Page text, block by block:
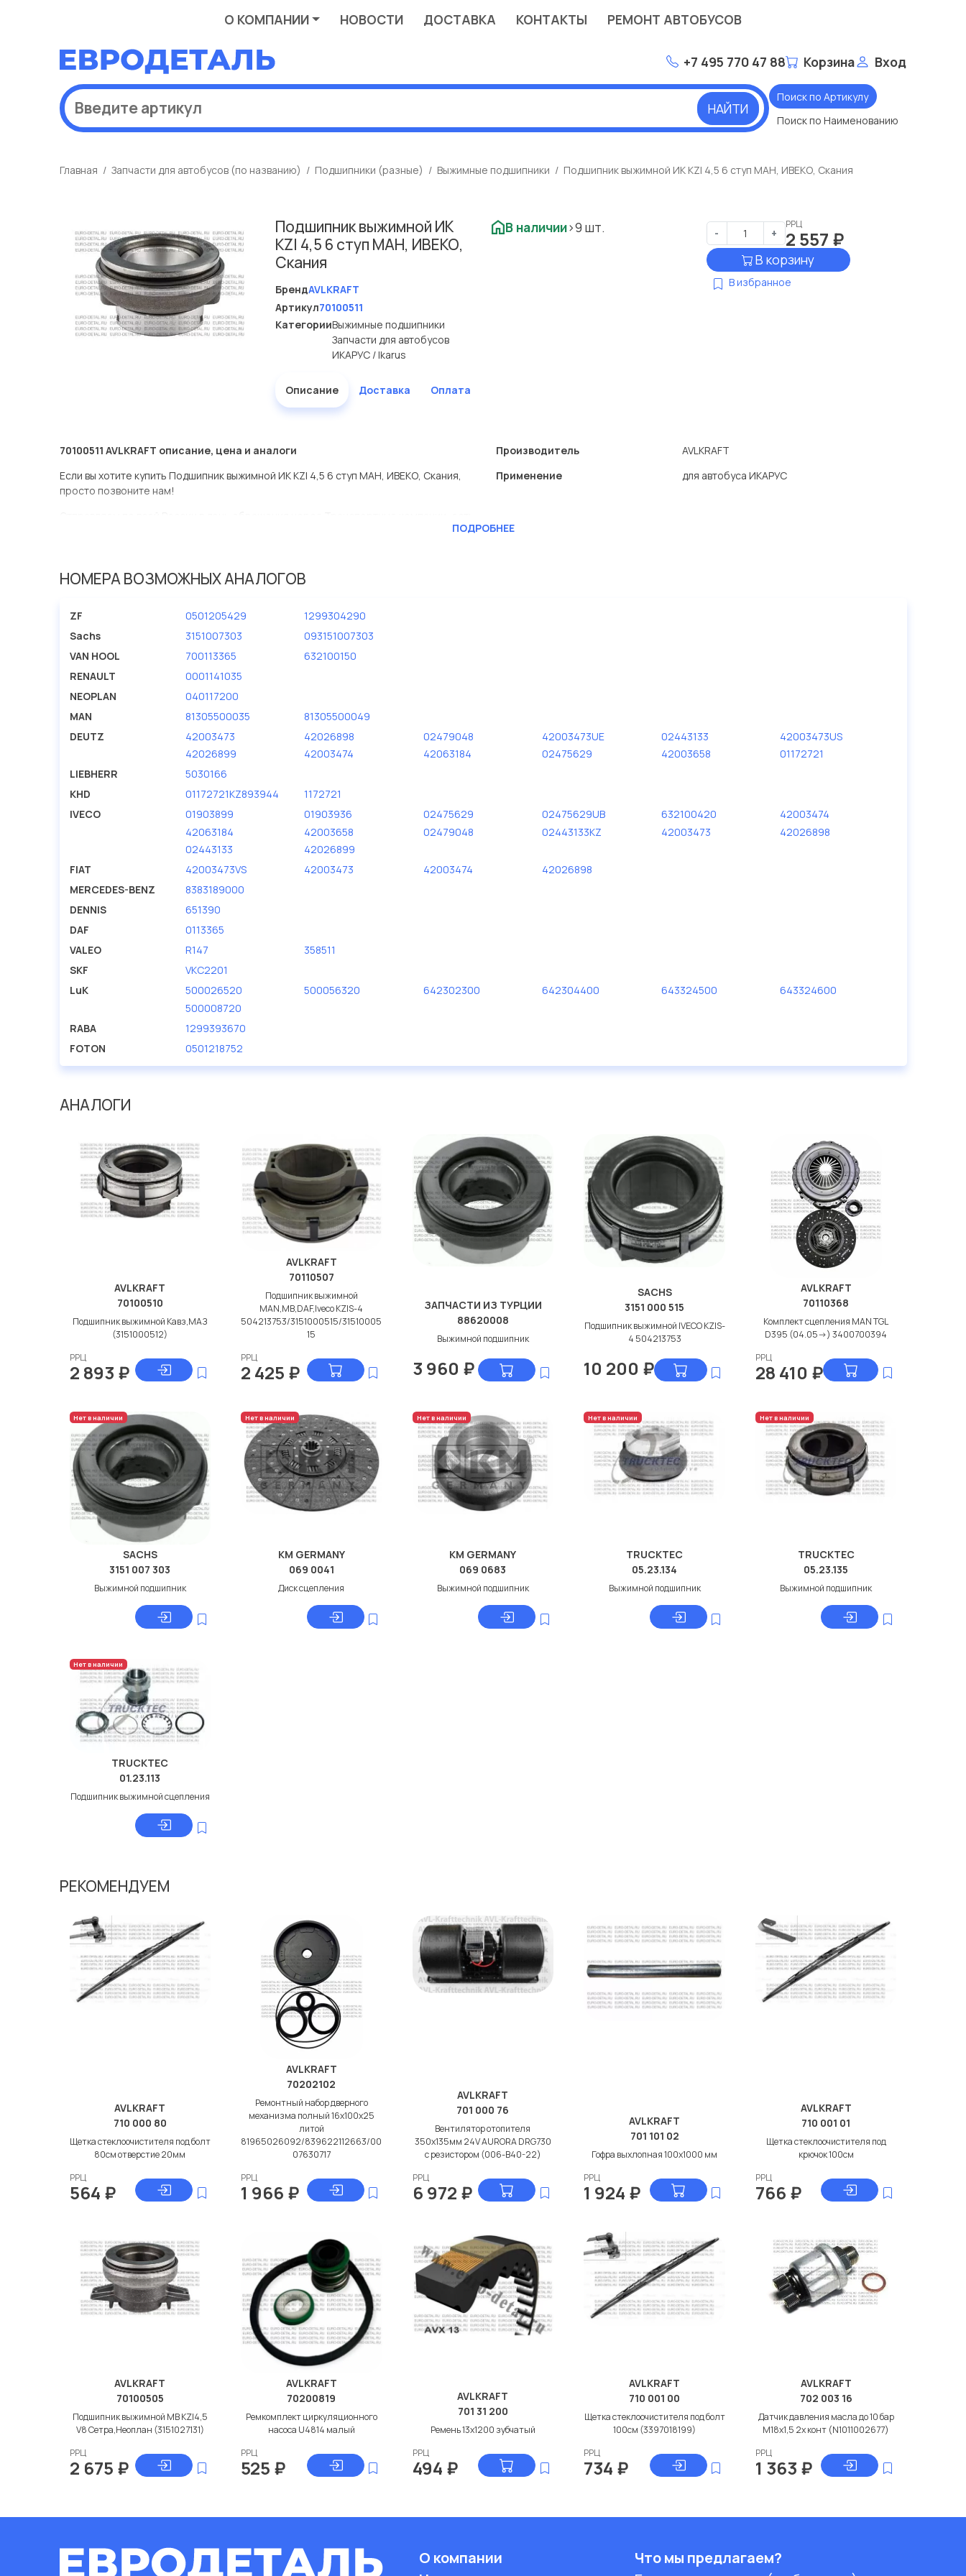
О КОМПАНИИ НОВОСТИ ДОСТАВКА КОНТАКТЫ РЕМОНТ АВТОБУСОВ
+7 495 770 47 88 Корзина Вход
НАЙТИ
Поиск по Артикулу
Поиск по Наименованию
Главная Запчасти для автобусов (по названию) Подшипники (разные) Выжимные подшипники Подшипник выжимной ИК KZI 4,5 6 ступ МАН, ИВЕКО, Скания
Подшипник выжимной ИК
KZI 4,5 6 ступ МАН, ИВЕКО,
Скания
БрендAVLKRAFT
Артикул70100511
КатегорииВыжимные подшипники
Запчасти для автобусов
ИКАРУС / Ikarus
В наличии>9 шт. - +
РРЦ
2 557 ₽
В корзину
В избранное
Описание Доставка Оплата
70100511 AVLKRAFT описание, цена и аналоги
Если вы хотите купить Подшипник выжимной ИК KZI 4,5 6 ступ МАН, ИВЕКО, Скания,
просто позвоните нам!
У данной детали есть аналоги с номерами, убедитесь сами.
Евродеталь представлены в большом ассортименте.
производителя AVLKRAFT.
Производитель
AVLKRAFT
Применение
для автобуса ИКАРУС
ПОДРОБНЕЕ
НОМЕРА ВОЗМОЖНЫХ АНАЛОГОВ
ZF 0501205429
1299304290
Sachs
3151007303
093151007303
VAN HOOL
700113365
632100150
RENAULT
0001141035
NEOPLAN
040117200
MAN
81305500035
81305500049
DEUTZ
42003473 42026898 02479048 42003473UE 02443133
42003473US
42026899
42003474 42063184 02475629 42003658
01172721
LIEBHERR
5030166
KHD
01172721KZ893944
1172721
IVECO
01903899 01903936 02475629 02475629UB 632100420
42003474
42063184
42003658 02479048 02443133KZ 42003473
42026898
02443133
42026899
FIAT
42003473VS 42003473 42003474
42026898
MERCEDES-BENZ
8383189000
DENNIS
651390
DAF
0113365
VALEO
R147
358511
SKF
VKC2201
LuK
500026520 500056320 642302300 642304400 643324500
643324600
500008720
RABA
1299393670
FOTON
0501218752
АНАЛОГИ
AVLKRAFT
70100510
Подшипник выжимной Кавз,МАЗ
(3151000512)
РРЦ
2 893 ₽
AVLKRAFT
70110507
Подшипник выжимной
MAN,MB,DAF,Iveco KZIS-4
504213753/3151000515/31510005
15
РРЦ
2 425 ₽
ЗАПЧАСТИ ИЗ ТУРЦИИ
88620008
Выжимной подшипник
3 960 ₽
SACHS
3151 000 515
Подшипник выжимной IVECO KZIS-
4 504213753
10 200 ₽
AVLKRAFT
70110368
Комплект сцепления MAN TGL
D395 (04.05->) 3400700394
РРЦ
28 410 ₽
Нет в наличии
SACHS
3151 007 303
Выжимной подшипник
Нет в наличии
KM GERMANY
069 0041
Диск сцепления
Нет в наличии
KM GERMANY
069 0683
Выжимной подшипник
Нет в наличии
TRUCKTEC
05.23.134
Выжимной подшипник
Нет в наличии
TRUCKTEC
05.23.135
Выжимной подшипник
Нет в наличии
TRUCKTEC
01.23.113
Подшипник выжимной сцепления
РЕКОМЕНДУЕМ
AVLKRAFT
710 000 80
Щетка стеклоочистителя под болт
80см отверстие 20мм
РРЦ
564 ₽
AVLKRAFT
70202102
Ремонтный набор дверного
механизма полный 16x100x25
литой
81965026092/839622112663/00
07630717
РРЦ
1 966 ₽
AVLKRAFT
701 000 76
Вентилятор отопителя
350x135мм 24V AURORA DRG730
с резистором (006-B40-22)
РРЦ
6 972 ₽
AVLKRAFT
701 101 02
Гофра выхлопная 100x1000 мм
РРЦ
1 924 ₽
AVLKRAFT
710 001 01
Щетка стеклоочистителя под
крючок 100см
РРЦ
766 ₽
AVLKRAFT
70100505
Подшипник выжимной МВ KZI4,5
V8 Сетра,Неоплан (3151027131)
РРЦ
2 675 ₽
AVLKRAFT
70200819
Ремкомплект циркуляционного
насоса U4814 малый
РРЦ
525 ₽
AVLKRAFT
701 31 200
Ремень 13x1200 зубчатый
РРЦ
494 ₽
AVLKRAFT
710 001 00
Щетка стеклоочистителя под болт
100см (3397018199)
РРЦ
734 ₽
AVLKRAFT
702 003 16
Датчик давления масла до 10 бар
M18x1,5 2х конт (N1011002677)
РРЦ
1 363 ₽
О компании
Что мы предлагаем?